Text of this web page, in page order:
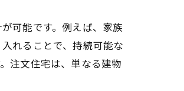
可能です。例えば、家族
れることで、持続可能な
注文住宅は、単なる建物